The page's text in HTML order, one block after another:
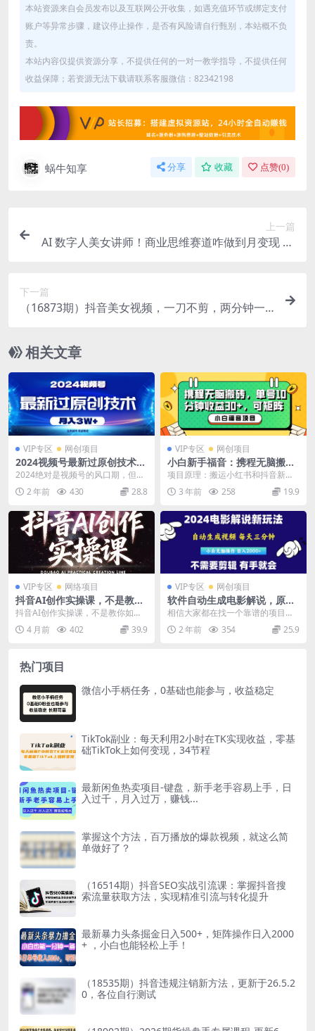
本站资源来自会员发布以及互联网公开收集，如遇充值环节或绑定支付
账户等异常步骤，建议停止操作，是否有风险请自行甄别，本站概不负
责。
本站内容仅提供资源分享，不提供任何的一对一教学指导，不提供任何
收益保障；若资源无法下载请联系客服微信：82342198
蜗牛知享 分享 收藏 点赞(0)
上一篇
AI 数字人美女讲师！商业思维赛道咋做到月变现 10
下一篇
（16873期）抖音美女视频，一刀不剪，两分钟一
相关文章
VIP专区 网创项目
2024视频号最新过原创技术，
当天起号，收益稳定，月入3
2024绝对是视频号的风口期，但是
大家在视频号上发的视频是不是经
常被判搬运，从而...
2 年前 430 28.8
VIP专区 网创项目
小白新手福音：携程无脑搬砖
项目，单号操作10分钟收益30
项目原理：搬运小红书和抖音新发
布的作品，伪原创以后发布到携程a
pp赚取创作收益。...
3 年前 258 19.9
VIP专区 网络项目
抖音AI创作实操课，不是教你
如何使用智能体而是教你如何
抖音AI创作实操课，不是教你如何
使用智能体而是教你如何利用智能
体查现 包含后期多...
4 月前 402 39.9
VIP专区 网创项目
软件自动生成电影解说，原创
视频，小白无脑操作，一天几
相信大家都在找一个靠谱的项目，
对不对？那今天我给大家带来的这
个自动生成电影解说视...
2 年前 354 25.9
热门项目
微信小手柄任务，0基础也能参与，收益稳定
TikTok副业：每天利用2小时在TK实现收益，零基
础TikTok上如何变现，34节程
最新闲鱼热卖项目-键盘，新手老手容易上手，日
入过千，月入过万，赚钱...
掌握这个方法，百万播放的爆款视频，就这么简
单做好了？
（16514期）抖音SEO实战引流课：掌握抖音搜
索流量获取方法，实现精准引流与转化提升
最新暴力头条掘金日入500+，矩阵操作日入2000
+ ，小白也能轻松上手！
（18535期）抖音违规注销新方法，更新于26.5.2
0，各位自行测试